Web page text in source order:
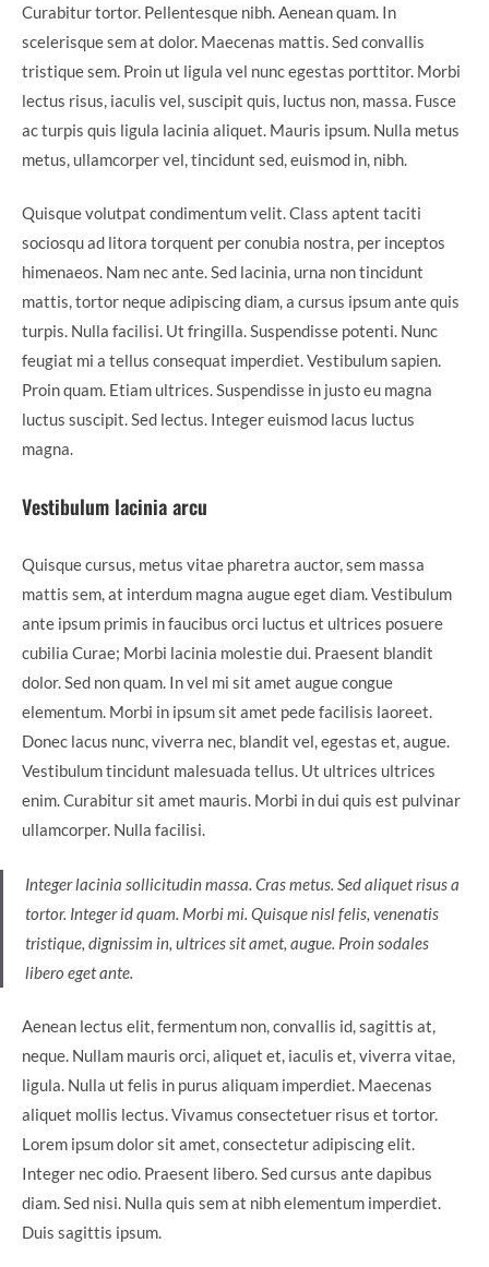
Curabitur tortor. Pellentesque nibh. Aenean quam. In
scelerisque sem at dolor. Maecenas mattis. Sed convallis
tristique sem. Proin ut ligula vel nunc egestas porttitor. Morbi
lectus risus, iaculis vel, suscipit quis, luctus non, massa. Fusce
ac turpis quis ligula lacinia aliquet. Mauris ipsum. Nulla metus
metus, ullamcorper vel, tincidunt sed, euismod in, nibh.
Quisque volutpat condimentum velit. Class aptent taciti
sociosqu ad litora torquent per conubia nostra, per inceptos
himenaeos. Nam nec ante. Sed lacinia, urna non tincidunt
mattis, tortor neque adipiscing diam, a cursus ipsum ante quis
turpis. Nulla facilisi. Ut fringilla. Suspendisse potenti. Nunc
feugiat mi a tellus consequat imperdiet. Vestibulum sapien.
Proin quam. Etiam ultrices. Suspendisse in justo eu magna
luctus suscipit. Sed lectus. Integer euismod lacus luctus
magna.
Vestibulum lacinia arcu
Quisque cursus, metus vitae pharetra auctor, sem massa
mattis sem, at interdum magna augue eget diam. Vestibulum
ante ipsum primis in faucibus orci luctus et ultrices posuere
cubilia Curae; Morbi lacinia molestie dui. Praesent blandit
dolor. Sed non quam. In vel mi sit amet augue congue
elementum. Morbi in ipsum sit amet pede facilisis laoreet.
Donec lacus nunc, viverra nec, blandit vel, egestas et, augue.
Vestibulum tincidunt malesuada tellus. Ut ultrices ultrices
enim. Curabitur sit amet mauris. Morbi in dui quis est pulvinar
ullamcorper. Nulla facilisi.
Integer lacinia sollicitudin massa. Cras metus. Sed aliquet risus a
tortor. Integer id quam. Morbi mi. Quisque nisl felis, venenatis
tristique, dignissim in, ultrices sit amet, augue. Proin sodales
libero eget ante.
Aenean lectus elit, fermentum non, convallis id, sagittis at,
neque. Nullam mauris orci, aliquet et, iaculis et, viverra vitae,
ligula. Nulla ut felis in purus aliquam imperdiet. Maecenas
aliquet mollis lectus. Vivamus consectetuer risus et tortor.
Lorem ipsum dolor sit amet, consectetur adipiscing elit.
Integer nec odio. Praesent libero. Sed cursus ante dapibus
diam. Sed nisi. Nulla quis sem at nibh elementum imperdiet.
Duis sagittis ipsum.